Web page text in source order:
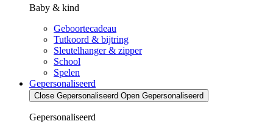
Baby & kind
Geboortecadeau
Tutkoord & bijtring
Sleutelhanger & zipper
School
Spelen
Gepersonaliseerd
Close Gepersonaliseerd Open Gepersonaliseerd
Gepersonaliseerd